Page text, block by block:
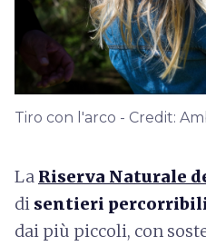
Tiro con l'arco - Credit:
La Riserva Naturale
di sentieri
dai più piccoli, con